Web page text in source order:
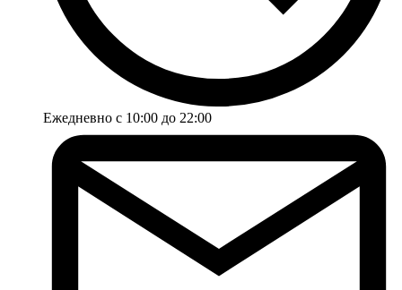
Ежедневно с 10:00 до 22:00